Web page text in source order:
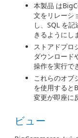
本製品 は
文をリレーシ
し、SQL を
きるようにし
ストアドプロ
ダウンロード
操作を実行で
これらのオブ
を使用すると
変更が即座に
ビュー